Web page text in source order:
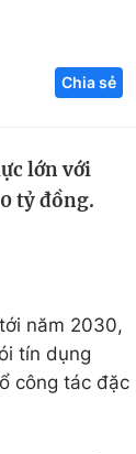
Hitech Công
trường
Chia sẻ
lớn với
tỷ đồng.
năm 2030,
tín dụng
công tác đặc